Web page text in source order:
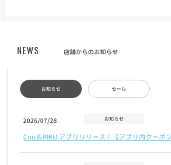
NEWS 店舗からのお知らせ
お知らせ セール
2026/07/28 お知らせ
Coo＆RIKU アプリリリース！【アプリ内クーポン